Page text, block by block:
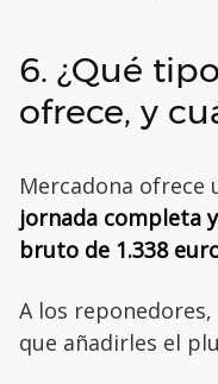
6. ¿Qué
ofrece, y
Mercadona ofrece
jornada completa
bruto de 1.338
A los
que añadirles el